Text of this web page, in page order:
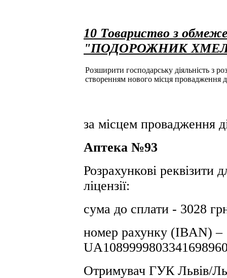
10 Товариство з
"ПОДОРОЖНИК
Розширити господарську діяльність з
створенням нового місця провадження
за місцем провадження
Аптека №93
Розрахункові реквізити
ліцензії:
сума до сплати - 3028
номер рахунку (IBAN) –
Отримувач ГУК Львiв/